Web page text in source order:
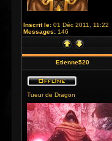
Inscrit le: 01 Déc 2011, 11:22
Messages: 146
Etienne520
Tueur de Dragon